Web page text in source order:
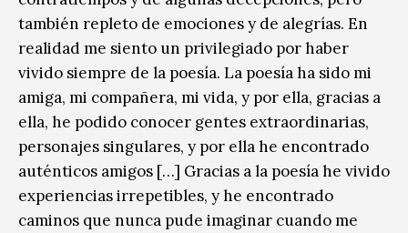
también repleto de emociones y de alegrías. En
realidad me siento un privilegiado por haber
vivido siempre de la poesía. La poesía ha sido mi
amiga, mi compañera, mi vida, y por ella, gracias a
ella, he podido conocer gentes extraordinarias,
personajes singulares, y por ella he encontrado
auténticos amigos […] Gracias a la poesía he vivido
experiencias irrepetibles, y he encontrado
caminos que nunca pude imaginar cuando me